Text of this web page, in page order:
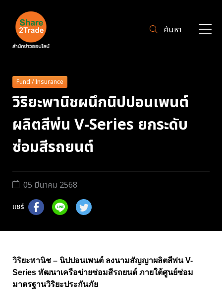
ค้นหา
Fund / Insurance
วิริยะพานิชผนึกนิปปอนเพนต์
ผลิตสีพ่น V-Series ยกระดับ
ซ่อมสีรถยนต์
05 มีนาคม 2568
แชร์
วิริยะพานิช – นิปปอนเพนต์ ลงนามสัญญาผลิตสีพ่น V-
Series พัฒนาเครือข่ายซ่อมสีรถยนต์ ภายใต้ศูนย์ซ่อม
มาตรฐานวิริยะประกันภัย